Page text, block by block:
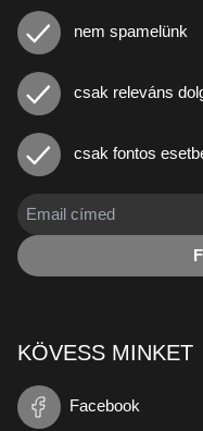
nem spamelünk
csak releváns
csak fontos
KÖVESS MINKET
Facebook